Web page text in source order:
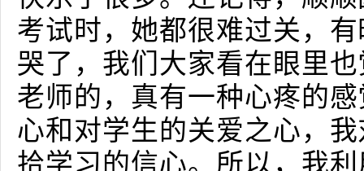
考试时，她都很难过关，
哭了，我们大家看在眼里
老师的，真有一种心疼的
心和对学生的关爱之心，
拾学习的信心。所以，我